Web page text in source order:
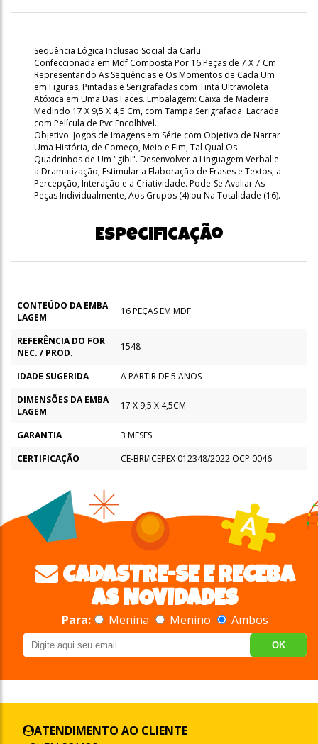
Sequência Lógica Inclusão Social da Carlu.
Confeccionada em Mdf Composta Por 16 Peças de 7 X 7 Cm
Representando As Sequências e Os Momentos de Cada Um
em Figuras, Pintadas e Serigrafadas com Tinta Ultravioleta
Atóxica em Uma Das Faces. Embalagem: Caixa de Madeira
Medindo 17 X 9,5 X 4,5 Cm, com Tampa Serigrafada. Lacrada
com Película de Pvc Encolhível.
Objetivo: Jogos de Imagens em Série com Objetivo de Narrar
Uma História, de Começo, Meio e Fim, Tal Qual Os
Quadrinhos de Um "gibi". Desenvolver a Linguagem Verbal e
a Dramatização; Estimular a Elaboração de Frases e Textos, a
Percepção, Interação e a Criatividade. Pode-Se Avaliar As
Peças Individualmente, Aos Grupos (4) ou Na Totalidade (16).
Especificação
CONTEÚDO DA EMBA
LAGEM
16 PEÇAS EM MDF
REFERÊNCIA DO FOR
NEC. / PROD.
1548
IDADE SUGERIDA
A PARTIR DE 5 ANOS
DIMENSÕES DA EMBA
LAGEM
17 X 9,5 X 4,5CM
GARANTIA
3 MESES
CERTIFICAÇÃO
CE-BRI/ICEPEX 012348/2022 OCP 0046
CADASTRE-SE E RECEBA
AS NOVIDADES
Para: Menina Menino Ambos
OK
ATENDIMENTO AO CLIENTE